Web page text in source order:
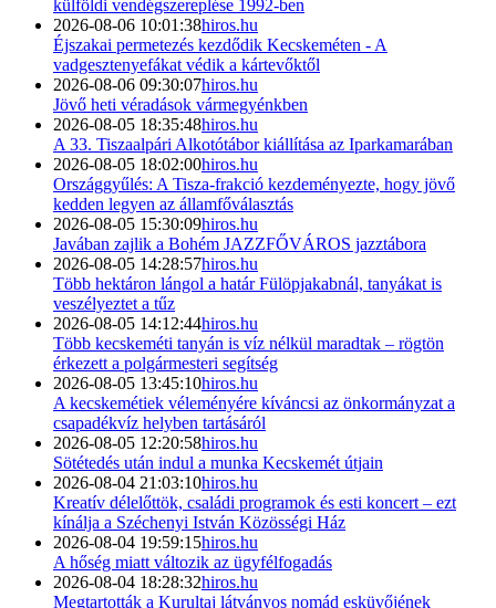
külföldi vendégszereplése 1992-ben
2026-08-06 10:01:38hiros.hu
Éjszakai permetezés kezdődik Kecskeméten - A
vadgesztenyefákat védik a kártevőktől
2026-08-06 09:30:07hiros.hu
Jövő heti véradások vármegyénkben
2026-08-05 18:35:48hiros.hu
A 33. Tiszaalpári Alkotótábor kiállítása az Iparkamarában
2026-08-05 18:02:00hiros.hu
Országgyűlés: A Tisza-frakció kezdeményezte, hogy jövő
kedden legyen az államfőválasztás
2026-08-05 15:30:09hiros.hu
Javában zajlik a Bohém JAZZFŐVÁROS jazztábora
2026-08-05 14:28:57hiros.hu
Több hektáron lángol a határ Fülöpjakabnál, tanyákat is
veszélyeztet a tűz
2026-08-05 14:12:44hiros.hu
Több kecskeméti tanyán is víz nélkül maradtak – rögtön
érkezett a polgármesteri segítség
2026-08-05 13:45:10hiros.hu
A kecskemétiek véleményére kíváncsi az önkormányzat a
csapadékvíz helyben tartásáról
2026-08-05 12:20:58hiros.hu
Sötétedés után indul a munka Kecskemét útjain
2026-08-04 21:03:10hiros.hu
Kreatív délelőttök, családi programok és esti koncert – ezt
kínálja a Széchenyi István Közösségi Ház
2026-08-04 19:59:15hiros.hu
A hőség miatt változik az ügyfélfogadás
2026-08-04 18:28:32hiros.hu
Megtartották a Kurultaj látványos nomád esküvőjének